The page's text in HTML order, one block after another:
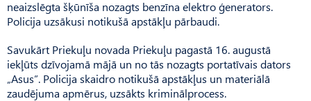
neaizslēgta šķūnīša nozagts benzīna elektro ģenerators.
Policija uzsākusi notikušā apstākļu pārbaudi.
Savukārt Priekuļu novada Priekuļu pagastā 16. augustā
iekļūts dzīvojamā mājā un no tās nozagts portatīvais dators
„Asus”. Policija skaidro notikušā apstākļus un materiālā
zaudējuma apmērus, uzsākts kriminālprocess.